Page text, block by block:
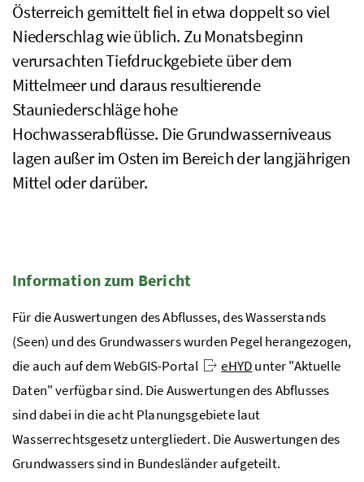
Österreich gemittelt fiel in etwa doppelt so viel
Niederschlag wie üblich. Zu Monatsbeginn
verursachten Tiefdruckgebiete über dem
Mittelmeer und daraus resultierende
Stauniederschläge hohe
Hochwasserabflüsse. Die Grundwasserniveaus
lagen außer im Osten im Bereich der langjährigen
Mittel oder darüber.
Information zum Bericht
Für die Auswertungen des Abflusses, des Wasserstands
(Seen) und des Grundwassers wurden Pegel herangezogen,
die auch auf dem WebGIS-Portal
eHYDunter "Aktuelle
Daten" verfügbar sind. Die Auswertungen des Abflusses
sind dabei in die acht Planungsgebiete laut
Wasserrechtsgesetz untergliedert. Die Auswertungen des
Grundwassers sind in Bundesländer aufgeteilt.